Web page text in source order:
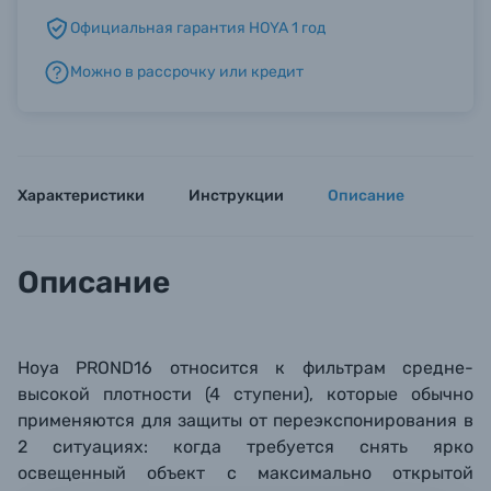
Б/У фототехника (Комиссионные товары)
Официальная гарантия HOYA 1 год
Можно в рассрочку или кредит
Характеристики Инструкции Описание
Описание
Hoya PROND16 относится к фильтрам средне-
высокой плотности (4 ступени), которые обычно
применяются для защиты от переэкспонирования в
2 ситуациях: когда требуется снять ярко
освещенный объект с максимально открытой